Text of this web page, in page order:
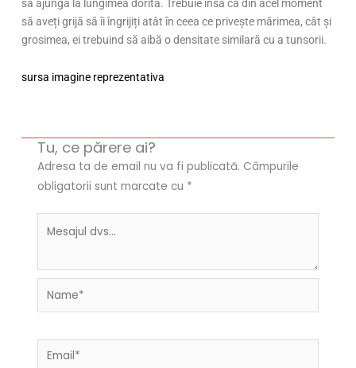
să ajungă la lungimea dorită. Trebuie însă ca din acel moment
să aveți grijă să îi îngrijiți atât în ceea ce privește mărimea, cât și
grosimea, ei trebuind să aibă o densitate similară cu a tunsorii.
sursa imagine reprezentativa
Tu, ce părere ai?
Adresa ta de email nu va fi publicată. Câmpurile
obligatorii sunt marcate cu *
Name*
Email*